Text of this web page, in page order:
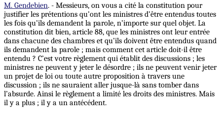
M. Gendebien. - Messieurs, on vous a cité la constitution pour
justifier les prétentions qu’ont les ministres d’être entendus toutes
les fois qu’ils demandent la parole, n’importe sur quel objet. La
constitution dit bien, article 88, que les ministres ont leur entrée
dans chacune des chambres et qu’ils doivent être entendus quand
ils demandent la parole ; mais comment cet article doit-il être
entendu ? C’est votre règlement qui établit des discussions ; les
ministres ne peuvent y jeter le désordre ; ils ne peuvent venir jeter
un projet de loi ou toute autre proposition à travers une
discussion ; ils ne sauraient aller jusque-là sans tomber dans
l’absurde. Ainsi le règlement a limité les droits des ministres. Mais
il y a plus ; il y a un antécédent.